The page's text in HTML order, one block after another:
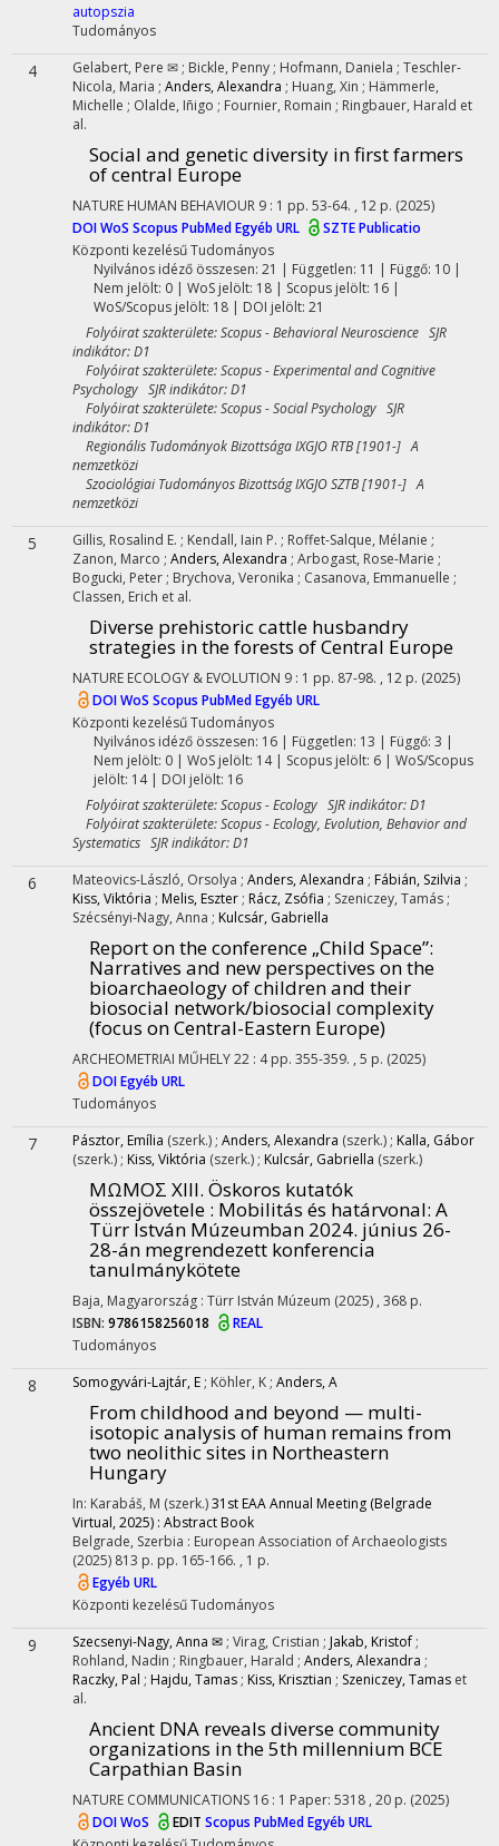
autopszia
Tudományos
4 Gelabert, Pere ✉ ; Bickle, Penny ; Hofmann, Daniela ; Teschler-
Nicola, Maria ; Anders, Alexandra ; Huang, Xin ; Hämmerle,
Michelle ; Olalde, Iñigo ; Fournier, Romain ; Ringbauer, Harald et
al.
Social and genetic diversity in first farmers
of central Europe
NATURE HUMAN BEHAVIOUR 9 : 1 pp. 53-64. , 12 p. (2025)
DOIWoS Scopus PubMedEgyéb URL
SZTE Publicatio
Központi kezelésűTudományos
Nyilvános idéző összesen: 21 | Független: 11 | Függő: 10 |
Nem jelölt: 0 | WoS jelölt: 18 | Scopus jelölt: 16 |
WoS/Scopus jelölt: 18 | DOI jelölt: 21
Folyóirat szakterülete: Scopus - Behavioral Neuroscience SJR
indikátor: D1
Folyóirat szakterülete: Scopus - Experimental and Cognitive
Psychology SJR indikátor: D1
Folyóirat szakterülete: Scopus - Social Psychology SJR
indikátor: D1
Regionális Tudományok Bizottsága IXGJO RTB [1901-] A
nemzetközi
Szociológiai Tudományos Bizottság IXGJO SZTB [1901-] A
nemzetközi
5 Gillis, Rosalind E. ; Kendall, Iain P. ; Roffet-Salque, Mélanie ;
Zanon, Marco ; Anders, Alexandra ; Arbogast, Rose-Marie ;
Bogucki, Peter ; Brychova, Veronika ; Casanova, Emmanuelle ;
Classen, Erich et al.
Diverse prehistoric cattle husbandry
strategies in the forests of Central Europe
NATURE ECOLOGY & EVOLUTION 9 : 1 pp. 87-98. , 12 p. (2025)
DOIWoS Scopus PubMedEgyéb URL
Központi kezelésűTudományos
Nyilvános idéző összesen: 16| Független: 13 | Függő: 3 |
Nem jelölt: 0 | WoS jelölt: 14 | Scopus jelölt: 6 | WoS/Scopus
jelölt: 14 | DOI jelölt: 16
Folyóirat szakterülete: Scopus - Ecology SJR indikátor: D1
Folyóirat szakterülete: Scopus - Ecology, Evolution, Behavior and
Systematics SJR indikátor: D1
6 Mateovics-László, Orsolya ; Anders, Alexandra ; Fábián, Szilvia ;
Kiss, Viktória ; Melis, Eszter ; Rácz, Zsófia ; Szeniczey, Tamás ;
Szécsényi-Nagy, Anna ; Kulcsár, Gabriella
Report on the conference „Child Space”:
Narratives and new perspectives on the
bioarchaeology of children and their
biosocial network/biosocial complexity
(focus on Central-Eastern Europe)
ARCHEOMETRIAI MŰHELY22 : 4 pp. 355-359. , 5 p. (2025)
DOIEgyéb URL
Tudományos
7 Pásztor, Emília (szerk.) ; Anders, Alexandra (szerk.) ; Kalla, Gábor
(szerk.) ; Kiss, Viktória (szerk.) ; Kulcsár, Gabriella (szerk.)
MΩMOΣ XIII. Öskoros kutatók
összejövetele : Mobilitás és határvonal: A
Türr István Múzeumban 2024. június 26-
28-án megrendezett konferencia
tanulmánykötete
Baja, Magyarország : Türr István Múzeum (2025) , 368 p.
ISBN: 9786158256018
REAL
Tudományos
8 Somogyvári-Lajtár, E ; Köhler, K ; Anders, A
From childhood and beyond — multi-
isotopic analysis of human remains from
two neolithic sites in Northeastern
Hungary
In: Karabáš, M (szerk.)31st EAA Annual Meeting (Belgrade
Virtual, 2025) : Abstract Book
Belgrade, Szerbia : European Association of Archaeologists
(2025) 813 p. pp. 165-166. , 1 p.
Egyéb URL
Központi kezelésűTudományos
9 Szecsenyi-Nagy, Anna ✉ ; Virag, Cristian ; Jakab, Kristof ;
Rohland, Nadin ; Ringbauer, Harald ; Anders, Alexandra ;
Raczky, Pal ; Hajdu, Tamas ; Kiss, Krisztian ; Szeniczey, Tamas et
al.
Ancient DNA reveals diverse community
organizations in the 5th millennium BCE
Carpathian Basin
NATURE COMMUNICATIONS 16 : 1 Paper: 5318 , 20 p. (2025)
DOIWoS EDIT Scopus PubMedEgyéb URL